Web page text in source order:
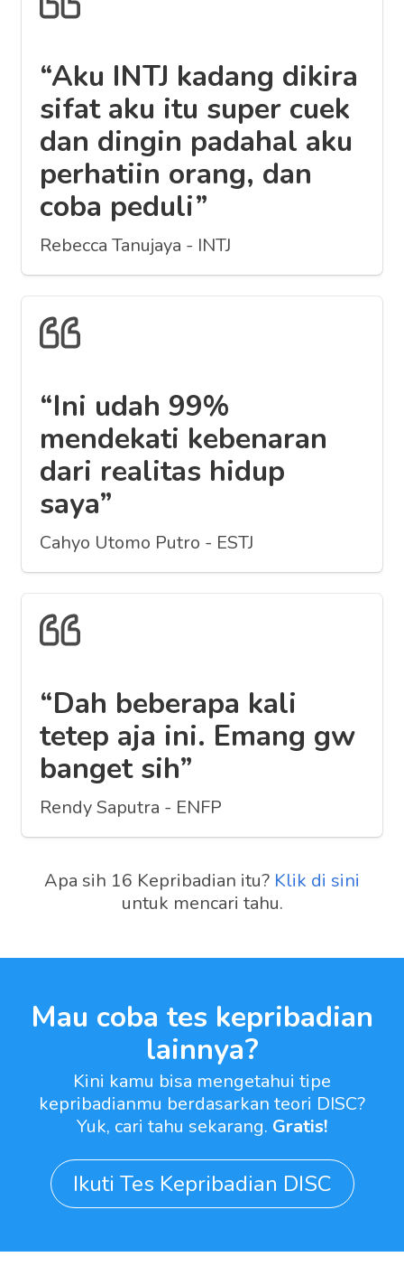
“Aku INTJ kadang dikira
sifat aku itu super cuek
dan dingin padahal aku
perhatiin orang, dan
coba peduli”
Rebecca Tanujaya - INTJ
“Ini udah 99%
mendekati kebenaran
dari realitas hidup
saya”
Cahyo Utomo Putro - ESTJ
“Dah beberapa kali
tetep aja ini. Emang gw
banget sih”
Rendy Saputra - ENFP
Apa sih 16 Kepribadian itu? Klik di sini
untuk mencari tahu.
Mau coba tes kepribadian
lainnya?
Kini kamu bisa mengetahui tipe
kepribadianmu berdasarkan teori DISC?
Yuk, cari tahu sekarang. Gratis!
Ikuti Tes Kepribadian DISC